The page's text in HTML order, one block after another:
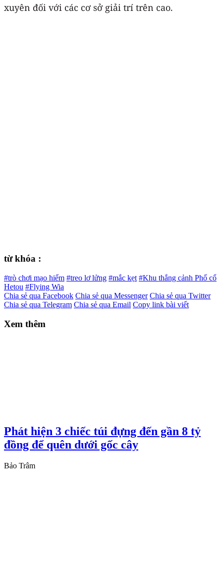
xuyên đối với các cơ sở giải trí trên cao.
từ khóa :
#trò chơi mạo hiểm #treo lơ lửng #mắc kẹt #Khu thắng cảnh Phố cổ
Hetou #Flying Wia
Chia sẻ qua Facebook Chia sẻ qua Messenger Chia sẻ qua Twitter
Chia sẻ qua Telegram Chia sẻ qua Email Copy link bài viết
Xem thêm
Phát hiện 3 chiếc túi đựng đến gần 8 tỷ
đồng để quên dưới gốc cây
Bảo Trâm